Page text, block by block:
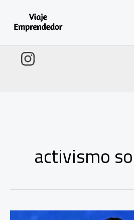
contenido
activismo